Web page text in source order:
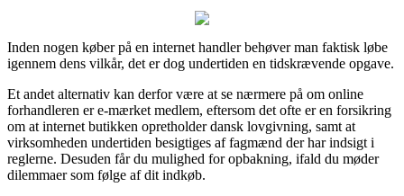
Inden nogen køber på en internet handler behøver man faktisk løbe
igennem dens vilkår, det er dog undertiden en tidskrævende opgave.
Et andet alternativ kan derfor være at se nærmere på om online
forhandleren er e-mærket medlem, eftersom det ofte er en forsikring
om at internet butikken opretholder dansk lovgivning, samt at
virksomheden undertiden besigtiges af fagmænd der har indsigt i
reglerne. Desuden får du mulighed for opbakning, ifald du møder
dilemmaer som følge af dit indkøb.